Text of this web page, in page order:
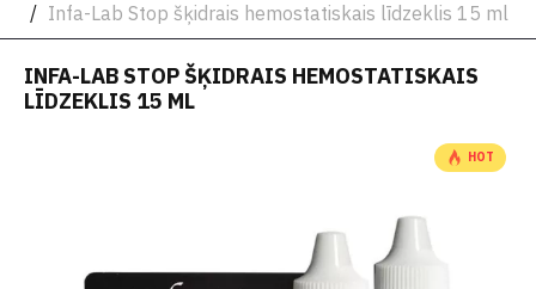
Infa-Lab Stop šķidrais hemostatiskais līdzeklis 15 ml
INFA-LAB STOP ŠĶIDRAIS HEMOSTATISKAIS
LĪDZEKLIS 15 ML
HOT